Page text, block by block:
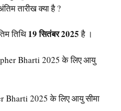
तारीख क्या है ?
तिथि19 सितंबर 2025है ।
Bharti 2025 के लिए आयु
Bharti 2025 के लिए आयु सीमा